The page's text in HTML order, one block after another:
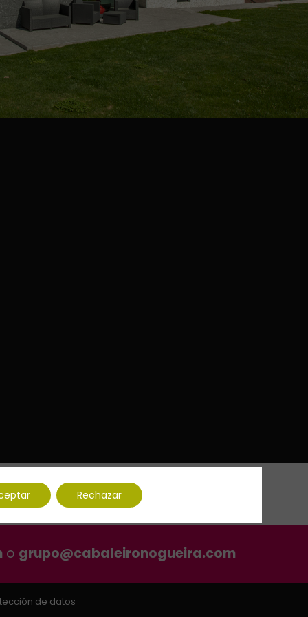
o grupo@cabaleironogueira.com
de datos
Rechazar